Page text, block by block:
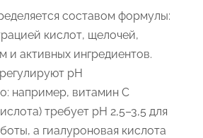
составом формулы:
кислот, щелочей,
и активных ингредиентов.
pH
например, витамин С
требует pH 2,5–3,5 для
а гиалуроновая кислота